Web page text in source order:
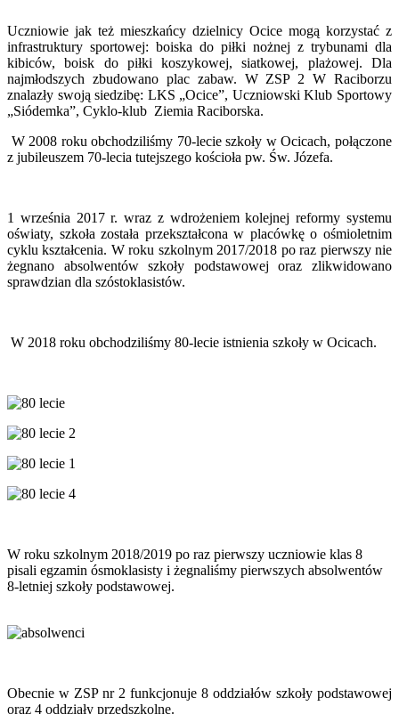
Uczniowie jak też mieszkańcy dzielnicy Ocice mogą korzystać z
infrastruktury sportowej: boiska do piłki nożnej z trybunami dla
kibiców, boisk do piłki koszykowej, siatkowej, plażowej. Dla
najmłodszych zbudowano plac zabaw. W ZSP 2 W Raciborzu
znalazły swoją siedzibę: LKS „Ocice”, Uczniowski Klub Sportowy
„Siódemka”, Cyklo-klub Ziemia Raciborska.
W 2008 roku obchodziliśmy 70-lecie szkoły w Ocicach, połączone
z jubileuszem 70-lecia tutejszego kościoła pw. Św. Józefa.
1 września 2017 r. wraz z wdrożeniem kolejnej reformy systemu
oświaty, szkoła została przekształcona w placówkę o ośmioletnim
cyklu kształcenia. W roku szkolnym 2017/2018 po raz pierwszy nie
żegnano absolwentów szkoły podstawowej oraz zlikwidowano
sprawdzian dla szóstoklasistów.
W 2018 roku obchodziliśmy 80-lecie istnienia szkoły w Ocicach.
W roku szkolnym 2018/2019 po raz pierwszy uczniowie klas 8
pisali egzamin ósmoklasisty i żegnaliśmy pierwszych absolwentów
8-letniej szkoły podstawowej.
Obecnie w ZSP nr 2 funkcjonuje 8 oddziałów szkoły podstawowej
oraz 4 oddziały przedszkolne.